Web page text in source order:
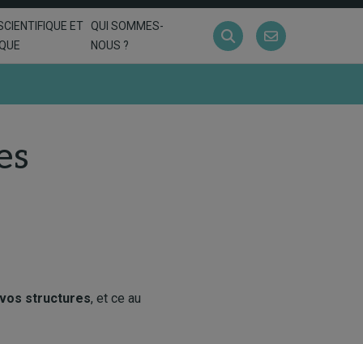
ET
QUI SOMMES-
NOUS ?
vos structures, et ce au